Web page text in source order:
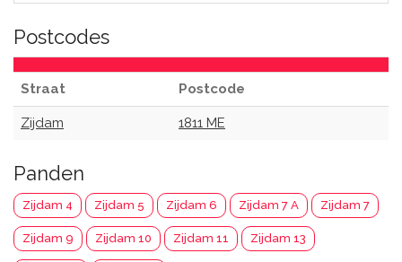
Postcodes
Straat Postcode
Zijdam 1811 ME
Panden
Zijdam 4 Zijdam 5 Zijdam 6 Zijdam 7 A Zijdam 7
Zijdam 9 Zijdam 10 Zijdam 11 Zijdam 13